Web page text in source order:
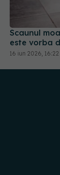
16 iun 2026, 16:22